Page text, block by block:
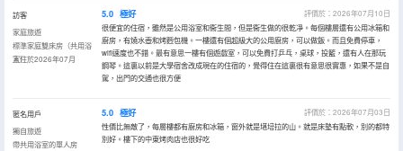
訪客
家庭旅遊
標準家庭雙床房（共用浴
室）
入住於2026年07月
5.0 極好
評價於：2026年07月10日
很便宜的住宿，雖然是公用浴室和衞生間，但是衞生做的很乾凈。每個樓層還有公用冰箱和
廚房，有燒水壺和烤麪包機。一樓還有個超級大的公用廚房，可以做飯。而且免費停車，
wifi速度也不錯。最有意思一樓有個遊戲室，可以免費打乒乓，桌球，投籃，還有人在那玩
鋼琴。這裏以前是大學宿舍改成現在的住宿的，覺得住在這裏很有意思很實惠，如果不是自
駕，出門的交通也很方便
匿名用戶
獨自旅遊
帶共用浴室的單人房
5.0 極好
評價於：2026年07月03日
性價比無敵了，每層樓都有廚房和冰箱，窗外就是堪培拉的山。就是床墊有點軟，別的都特
別好。樓下的中東烤肉店也很好吃